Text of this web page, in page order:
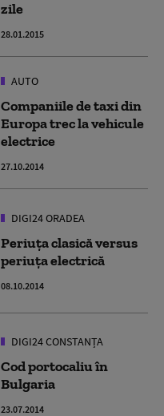
zile
28.01.2015
AUTO
Companiile de taxi din
Europa trec la vehicule
electrice
27.10.2014
DIGI24 ORADEA
Periuţa clasică versus
periuţa electrică
08.10.2014
DIGI24 CONSTANȚA
Cod portocaliu în
Bulgaria
23.07.2014